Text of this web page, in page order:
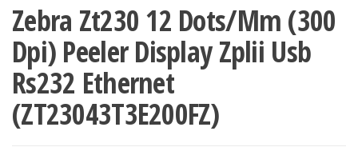
Zebra Zt230 12 Dots/Mm (300
Dpi) Peeler Display Zplii Usb
Rs232 Ethernet
(ZT23043T3E200FZ)